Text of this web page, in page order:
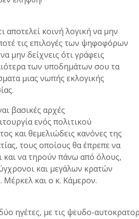
αποτελεί κοινή λογική να μην
τις επιλογές των ψηφοφόρων
μην δείχνεις ότι γράφεις
των υποδημάτων σου τα
μιας νωπής εκλογικής
βασικές αρχές
ενός πολιτικού
και θεμελιώδεις κανόνες της
τους οποίους θα έπρεπε να
και να τηρούν πάνω από όλους,
και μεγάλων κρατών
Μέρκελ και ο κ. Κάμερον.
ηγέτες, με τις ψευδο-